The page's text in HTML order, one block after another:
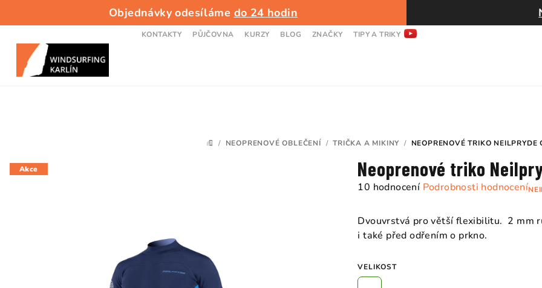
Objednávky odesíláme do 24 hodin
KONTAKTY PŮJČOVNA KURZY BLOG ZNAČKY TIPY A TRIKY
DOMŮ
/ NEOPRENOVÉ OBLEČENÍ / TRIČKA A MIKINY / NEOPRENOVÉ TRIKO NEILPRYDE
Neoprenové triko
Průměrné
produktu
je
5
10 hodnocení Podrobnosti hodnocení
Dvouvrstvá pro větší flexibilitu. 2 mm
i také před odřením o prkno.
VELIKOST
Akce